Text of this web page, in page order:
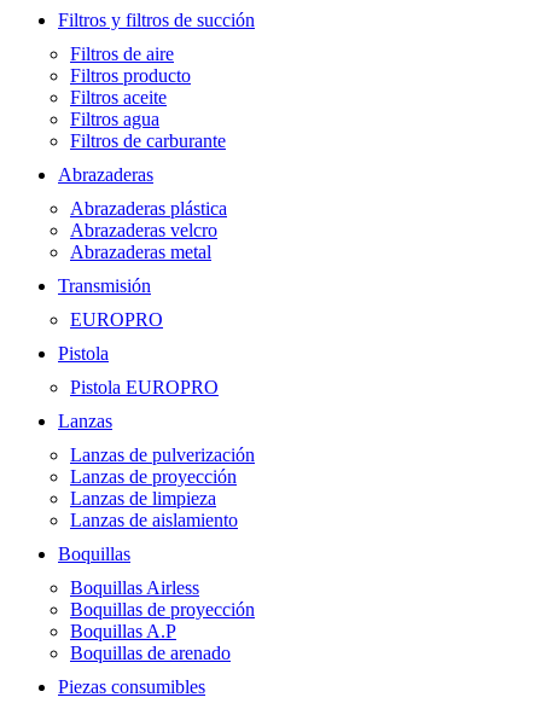
Filtros y filtros de succión
Filtros de aire
Filtros producto
Filtros aceite
Filtros agua
Filtros de carburante
Abrazaderas
Abrazaderas plástica
Abrazaderas velcro
Abrazaderas metal
Transmisión
EUROPRO
Pistola
Pistola EUROPRO
Lanzas
Lanzas de pulverización
Lanzas de proyección
Lanzas de limpieza
Lanzas de aislamiento
Boquillas
Boquillas Airless
Boquillas de proyección
Boquillas A.P
Boquillas de arenado
Piezas consumibles